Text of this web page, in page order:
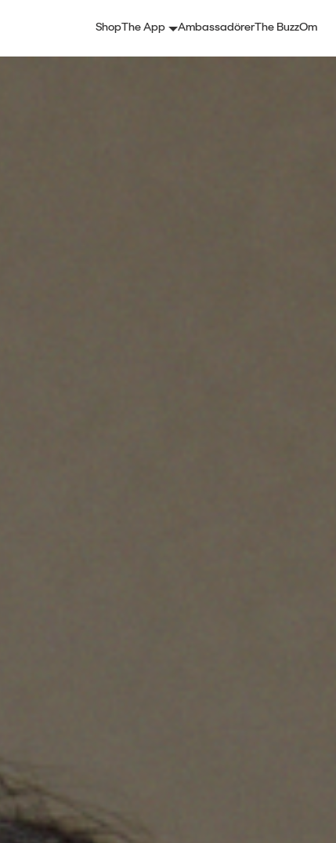
Shop The App AmbassadörerThe BuzzOm